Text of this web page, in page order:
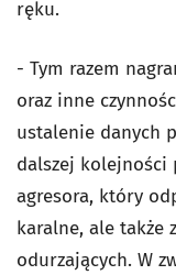
ręku.
- Tym razem
oraz inne
ustalenie danych
dalszej kolejności
agresora, który
karalne, ale także
odurzających. W